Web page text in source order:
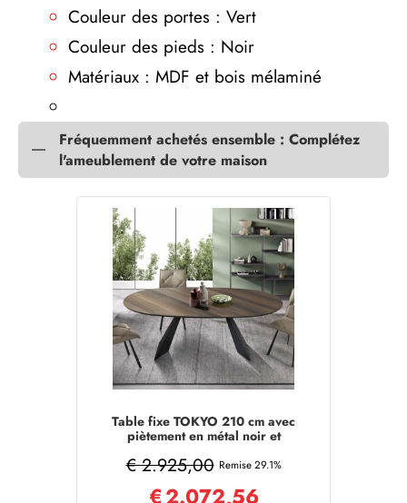
Couleur des portes : Vert
Couleur des pieds : Noir
Matériaux : MDF et bois mélaminé
Fréquemment achetés ensemble : Complétez
l'ameublement de votre maison
Table fixe TOKYO 210 cm avec
piètement en métal noir et
€ 2.925,00 Remise 29.1%
€2.072,56